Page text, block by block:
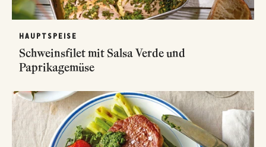
HAUPTSPEISE
Schweinsfilet mit Salsa Verde und
Paprikagemüse